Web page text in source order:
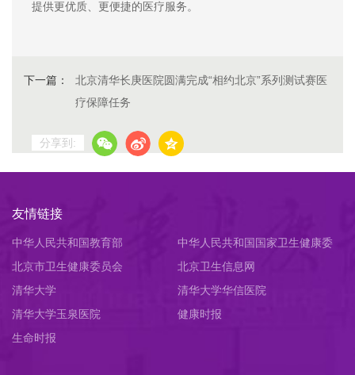
提供更优质、更便捷的医疗服务。
下一篇：
北京清华长庚医院圆满完成“相约北京”系列测试赛医
疗保障任务
分享到:
友情链接
中华人民共和国教育部
中华人民共和国国家卫生健康委
员会
北京市卫生健康委员会
北京卫生信息网
清华大学
清华大学华信医院
清华大学玉泉医院
健康时报
生命时报